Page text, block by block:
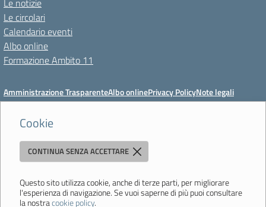
Cookie
CONTINUA SENZA ACCETTARE
Questo sito utilizza cookie, anche di terze parti, per migliorare
l'esperienza di navigazione. Se vuoi saperne di più puoi consultare
la nostracookie policy.
Le notizie
Le circolari
Calendario eventi
Albo online
Formazione Ambito 11
Amministrazione TrasparenteAlbo onlinePrivacy PolicyNote legali
Meccanismo di feedbackDichiarazioni di accessibilitàPreferenze cookie
Istituto di Istruzione Superiore 'Primo Levi'
764354 - Email:mois00200c@istruzione.it- PEC:
mois00200c@pec.istruzione.it